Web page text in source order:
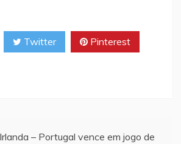
Twitter Pinterest
– Portugal vence em jogo de